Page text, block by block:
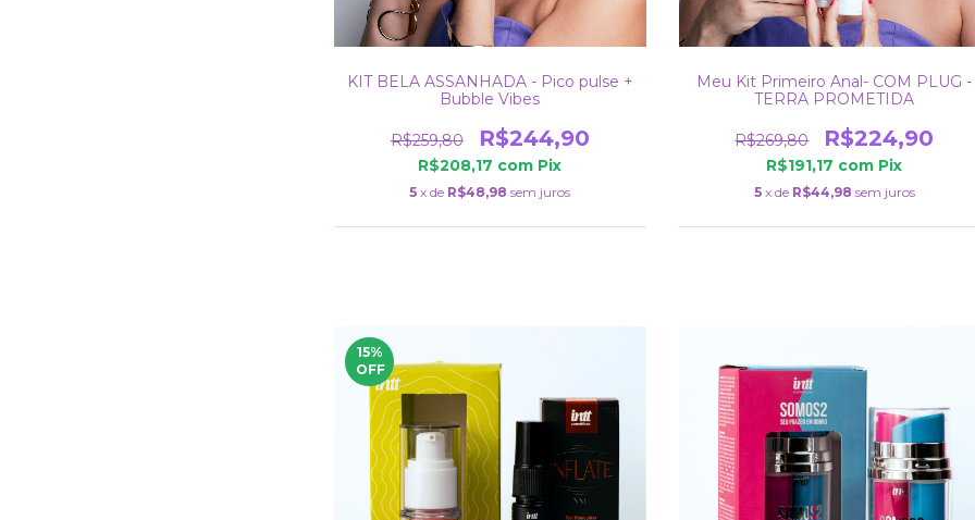
KIT BELA ASSANHADA - Pico pulse +
Bubble Vibes
R$259,80 R$244,90
R$208,17 com Pix
5 x de R$48,98 sem juros
Meu Kit Primeiro Anal- COM PLUG -
TERRA PROMETIDA
R$269,80 R$224,90
R$191,17 com Pix
5 x de R$44,98 sem juros
15%
OFF